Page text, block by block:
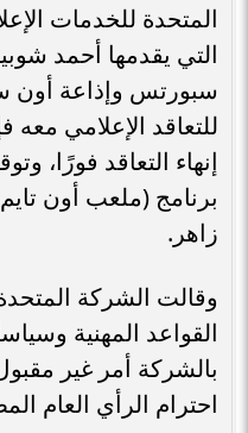
المتحدة للخدمات
التي يقدمها أحمد
سبورتس وإذاعة أون
للتعاقد الإعلامي
إنهاء التعاقد فورًا،
برنامج (ملعب أون
زاهر.
وقالت الشركة
القواعد المهنية
بالشركة أمر غير
احترام الرأي العام